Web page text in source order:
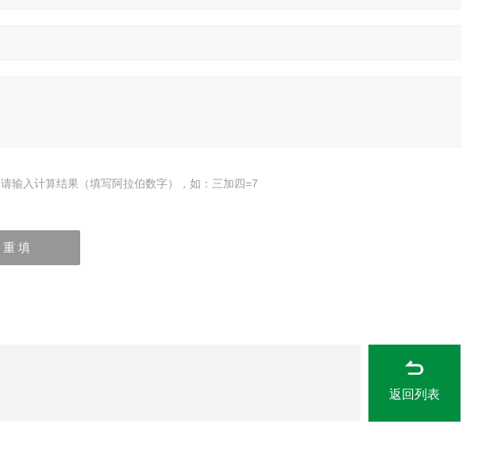
请输入计算结果（填写阿拉伯数字），如：三加四=7
返回列表